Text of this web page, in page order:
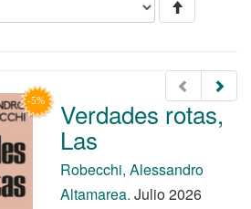
Verdades rotas,
Las
Robecchi, Alessandro
Altamarea. Julio 2026